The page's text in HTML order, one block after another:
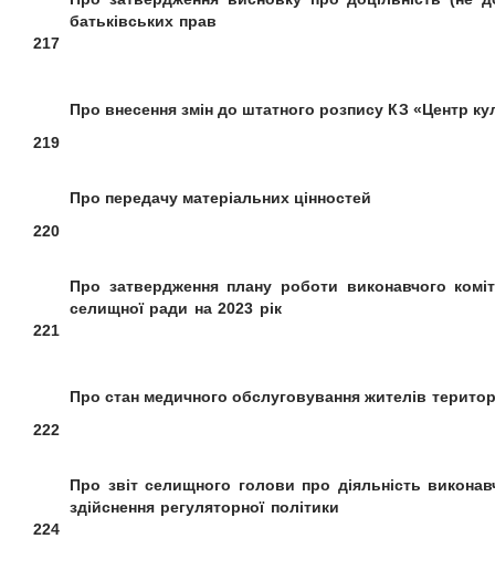
217
батьківських прав
219
Про внесення змін до штатного розпису КЗ «Центр
220
Про передачу матеріальних цінностей
221
Про затвердження плану роботи виконавчого
селищної ради на 2023 рік
222
Про стан медичного обслуговування жителів
224
Про звіт селищного голови про діяльність
здійснення регуляторної політики